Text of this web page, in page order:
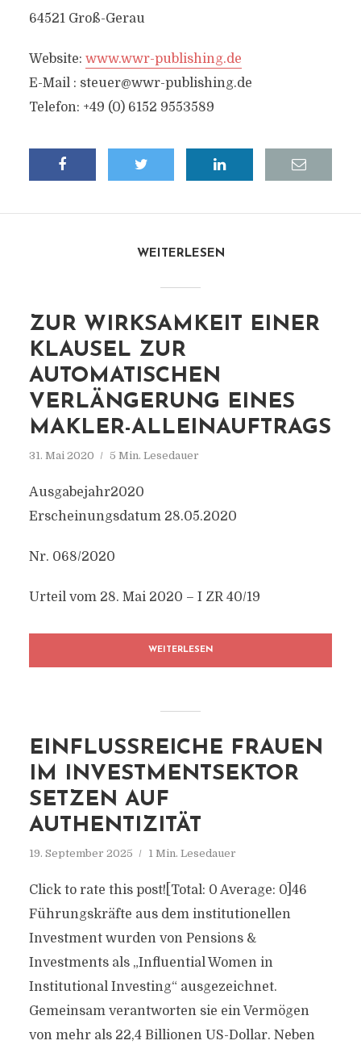
64521 Groß-Gerau
Website: www.wwr-publishing.de
E-Mail : steuer@wwr-publishing.de
Telefon: +49 (0) 6152 9553589
WEITERLESEN
ZUR WIRKSAMKEIT EINER
KLAUSEL ZUR
AUTOMATISCHEN
VERLÄNGERUNG EINES
MAKLER-ALLEINAUFTRAGS
31. Mai 2020 5 Min. Lesedauer
Ausgabejahr2020
Erscheinungsdatum 28.05.2020
Nr. 068/2020
Urteil vom 28. Mai 2020 – I ZR 40/19
WEITERLESEN
EINFLUSSREICHE FRAUEN
IM INVESTMENTSEKTOR
SETZEN AUF
AUTHENTIZITÄT
19. September 2025 1 Min. Lesedauer
Click to rate this post![Total: 0 Average: 0]46
Führungskräfte aus dem institutionellen
Investment wurden von Pensions &
Investments als „Influential Women in
Institutional Investing“ ausgezeichnet.
Gemeinsam verantworten sie ein Vermögen
von mehr als 22,4 Billionen US-Dollar. Neben